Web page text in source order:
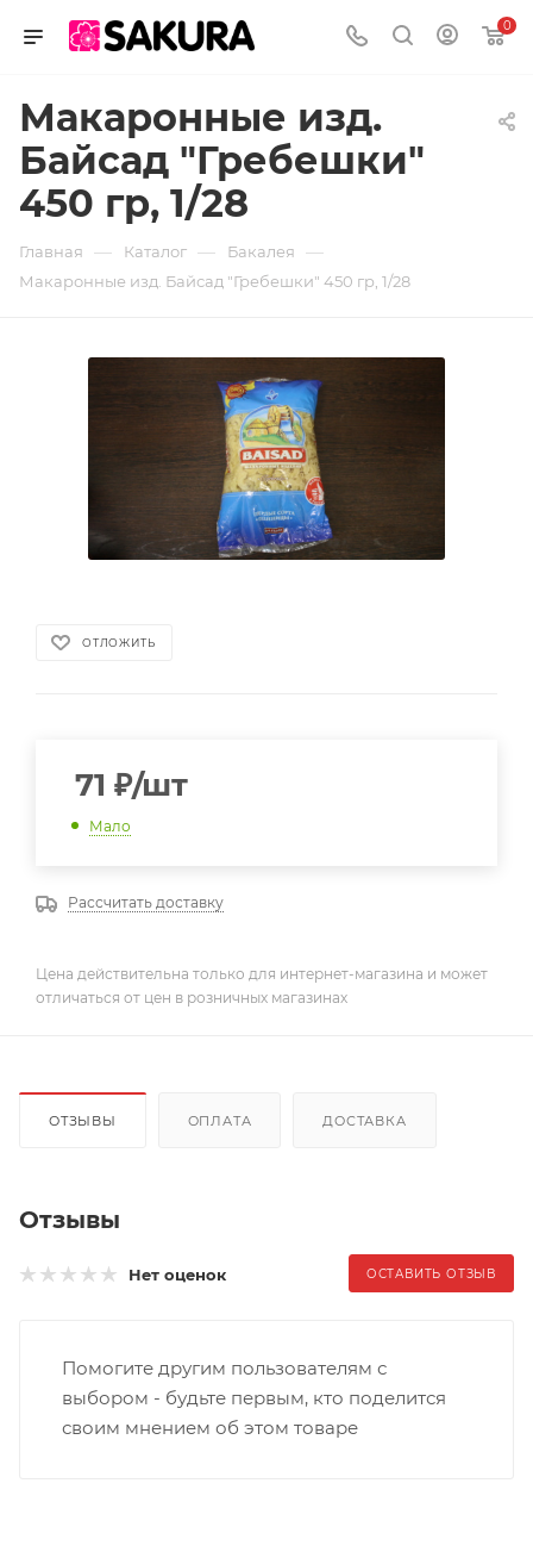
0
Макаронные изд.
Байсад "Гребешки"
450 гр, 1/28
Главная — Каталог — Бакалея —
Макаронные изд. Байсад "Гребешки" 450 гр, 1/28
ОТЛОЖИТЬ
71 ₽/шт
Мало
Рассчитать доставку
Цена действительна только для интернет-магазина и может
отличаться от цен в розничных магазинах
ОТЗЫВЫ ОПЛАТА ДОСТАВКА
Отзывы
Нет оценок ОСТАВИТЬ ОТЗЫВ
Помогите другим пользователям с
выбором - будьте первым, кто поделится
своим мнением об этом товаре